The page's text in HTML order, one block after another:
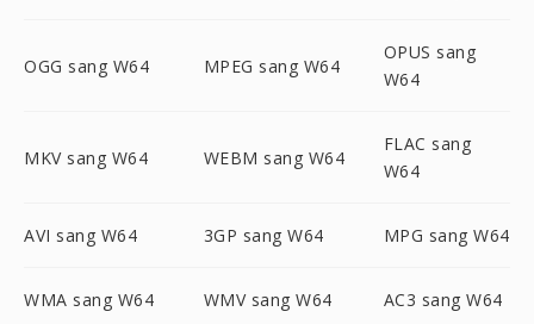
OGG sang W64 MPEG sang W64
OPUS sang
W64
MKV sang W64 WEBM sang W64
FLAC sang
W64
AVI sang W64 3GP sang W64 MPG sang W64
WMA sang W64 WMV sang W64 AC3 sang W64